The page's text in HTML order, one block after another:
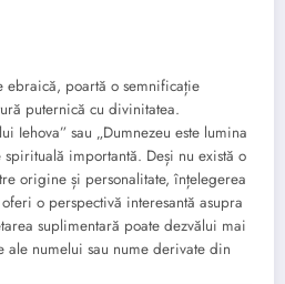
ebraică, poartă o semnificație
puternică cu divinitatea.
Iehova” sau „Dumnezeu este lumina
spirituală importantă. Deși nu există o
origine și personalitate, înțelegerea
o perspectivă interesantă asupra
suplimentară poate dezvălui mai
ale numelui sau nume derivate din